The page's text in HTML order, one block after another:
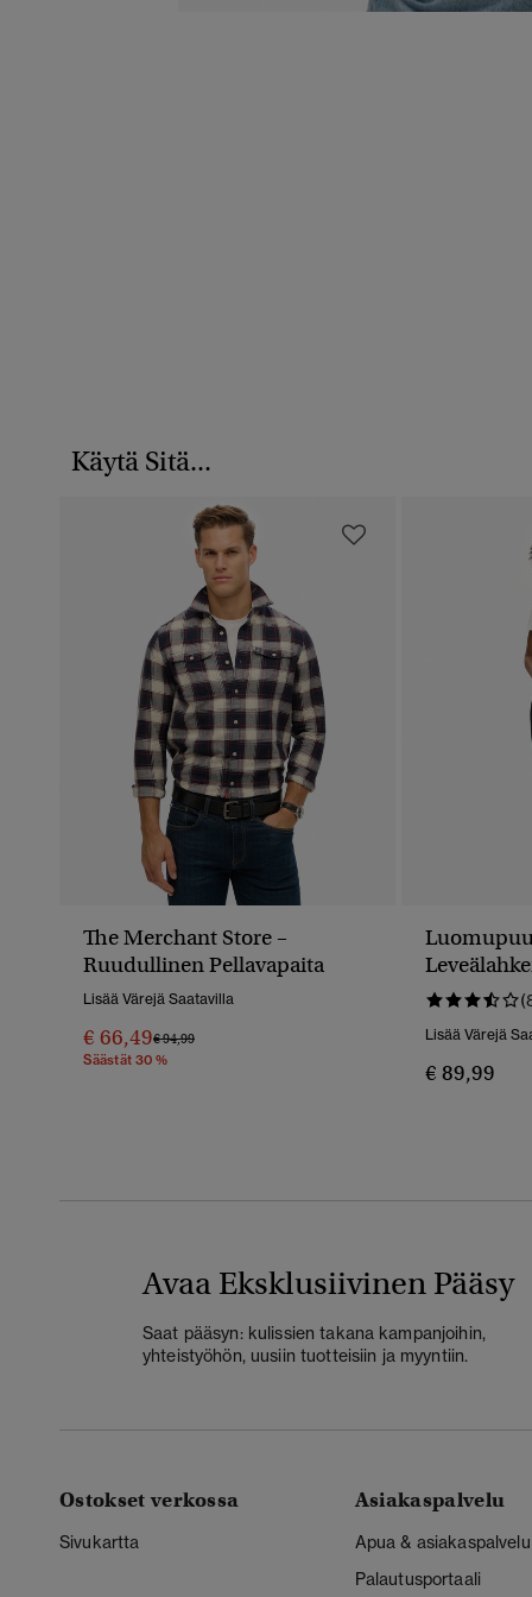
Käytä Sitä...
The Merchant Store –
Ruudullinen Pellavapaita
Lisää Värejä Saatavilla
€ 66,49Hinta Alennettu Hinnasta
€ 94,99Hintaan
Säästät 30 %
Lisää Värejä
€ 89,99
Avaa Eksklusiivinen Pääsy
Saat pääsyn: kulissien takana kampanjoihin,
yhteistyöhön, uusiin tuotteisiin ja myyntiin.
Ostokset verkossa
Sivukartta
Asiakaspalvelu
Apua & asiakaspalvelu
Palautusportaali